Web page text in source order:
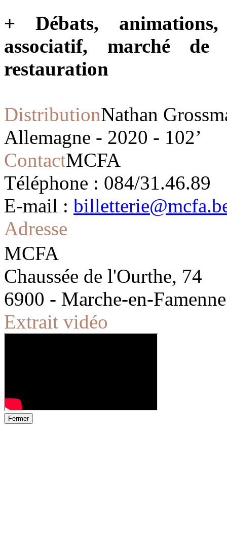
+ Débats,
associatif, marché de
restauration
DistributionNathan
Allemagne - 2020 - 102’
ContactMCFA
Téléphone : 084/31.46.89
E-mail :
Adresse
MCFA
Chaussée de l'Ourthe, 74
6900 - Marche-en-Famenne
Extrait vidéo
Fermer